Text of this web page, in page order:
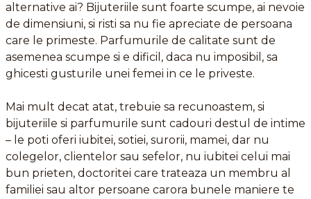
alternative ai? Bijuteriile sunt foarte scumpe, ai nevoie
de dimensiuni, si risti sa nu fie apreciate de persoana
care le primeste. Parfumurile de calitate sunt de
asemenea scumpe si e dificil, daca nu imposibil, sa
ghicesti gusturile unei femei in ce le priveste.
Mai mult decat atat, trebuie sa recunoastem, si
bijuteriile si parfumurile sunt cadouri destul de intime
– le poti oferi iubitei, sotiei, surorii, mamei, dar nu
colegelor, clientelor sau sefelor, nu iubitei celui mai
bun prieten, doctoritei care trateaza un membru al
familiei sau altor persoane carora bunele maniere te